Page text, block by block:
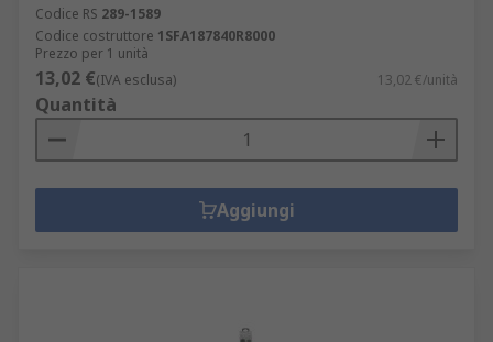
Codice RS 289-1589
Codice costruttore 1SFA187840R8000
Prezzo per 1 unità
13,02 €(IVA esclusa) 13,02 €/unità
Quantità
Aggiungi